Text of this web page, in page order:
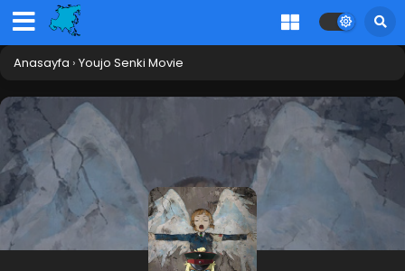
Anasayfa › Youjo Senki Movie